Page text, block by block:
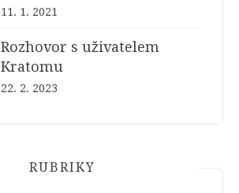
11. 1. 2021
Rozhovor s uživatelem
Kratomu
22. 2. 2023
RUBRIKY